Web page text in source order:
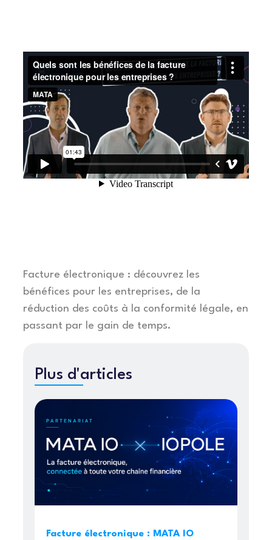
Facture électronique : découvrez les
bénéfices pour les entreprises, de la
réduction des coûts à la conformité légale, en
passant par le gain de temps.
Plus d'articles
Facture électronique : MATA IO